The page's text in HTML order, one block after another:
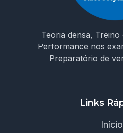
Teoria densa, Treino
Performance nos
Preparatório de
Links
Início